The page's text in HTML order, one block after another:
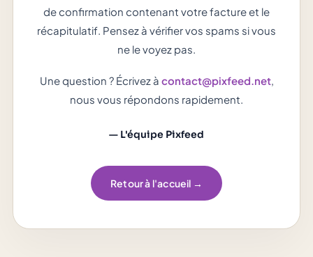
de confirmation contenant votre facture et le
récapitulatif. Pensez à vérifier vos spams si vous
ne le voyez pas.
Une question ? Écrivez à contact@pixfeed.net,
nous vous répondons rapidement.
— L'équipe Pixfeed
Retour à l'accueil →